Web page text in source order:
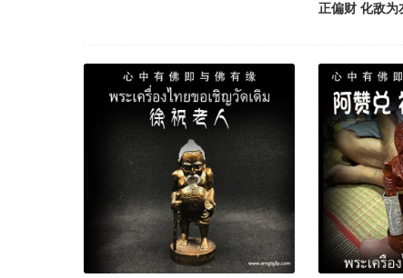
正偏财 化敌为